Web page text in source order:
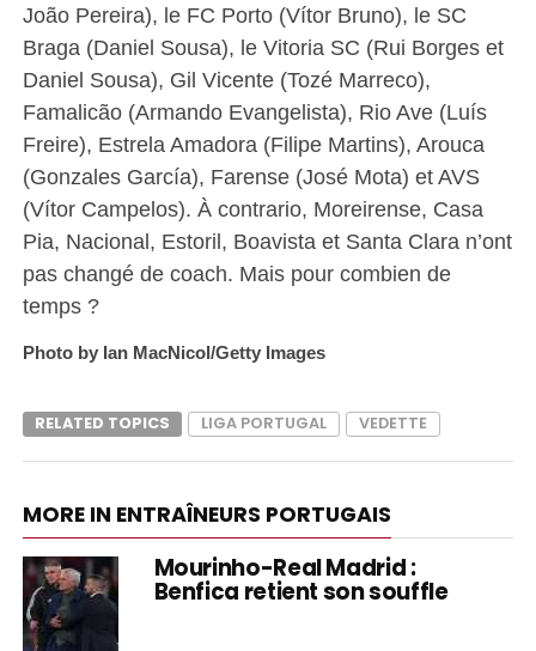
João Pereira), le FC Porto (Vítor Bruno), le SC
Braga (Daniel Sousa), le Vitoria SC (Rui Borges et
Daniel Sousa), Gil Vicente (Tozé Marreco),
Famalicão (Armando Evangelista), Rio Ave (Luís
Freire), Estrela Amadora (Filipe Martins), Arouca
(Gonzales García), Farense (José Mota) et AVS
(Vítor Campelos). À contrario, Moreirense, Casa
Pia, Nacional, Estoril, Boavista et Santa Clara n’ont
pas changé de coach. Mais pour combien de
temps ?
Photo by Ian MacNicol/Getty Images
RELATED TOPICS LIGA PORTUGAL VEDETTE
MORE IN ENTRAÎNEURS PORTUGAIS
Mourinho-Real Madrid :
Benfica retient son souffle